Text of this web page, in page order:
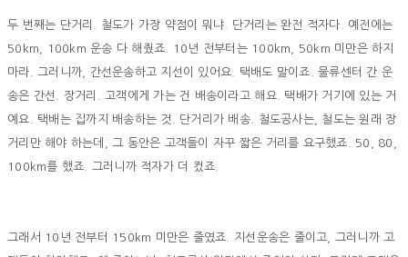
두 번째는 단거리. 철도가 가장 약점이 뭐냐. 단거리는 완전 적자다. 예전에는
50km, 100km 운송 다 해줬죠. 10년 전부터는 100km, 50km 미만은 하지
마라. 그러니까, 간선운송하고 지선이 있어요. 택배도 말이죠. 물류센터 간 운
송은 간선. 장거리. 고객에게 가는 건 배송이라고 해요. 택배가 거기에 있는 거
예요. 택배는 집까지 배송하는 것. 단거리가 배송. 철도공사는, 철도는 원래 장
거리만 해야 하는데, 그 동안은 고객들이 자꾸 짧은 거리를 요구했죠. 50, 80,
100km를 했죠. 그러니까 적자가 더 컸죠.
그래서 10년 전부터 150km 미만은 줄였죠. 지선운송은 줄이고, 그러니까 고